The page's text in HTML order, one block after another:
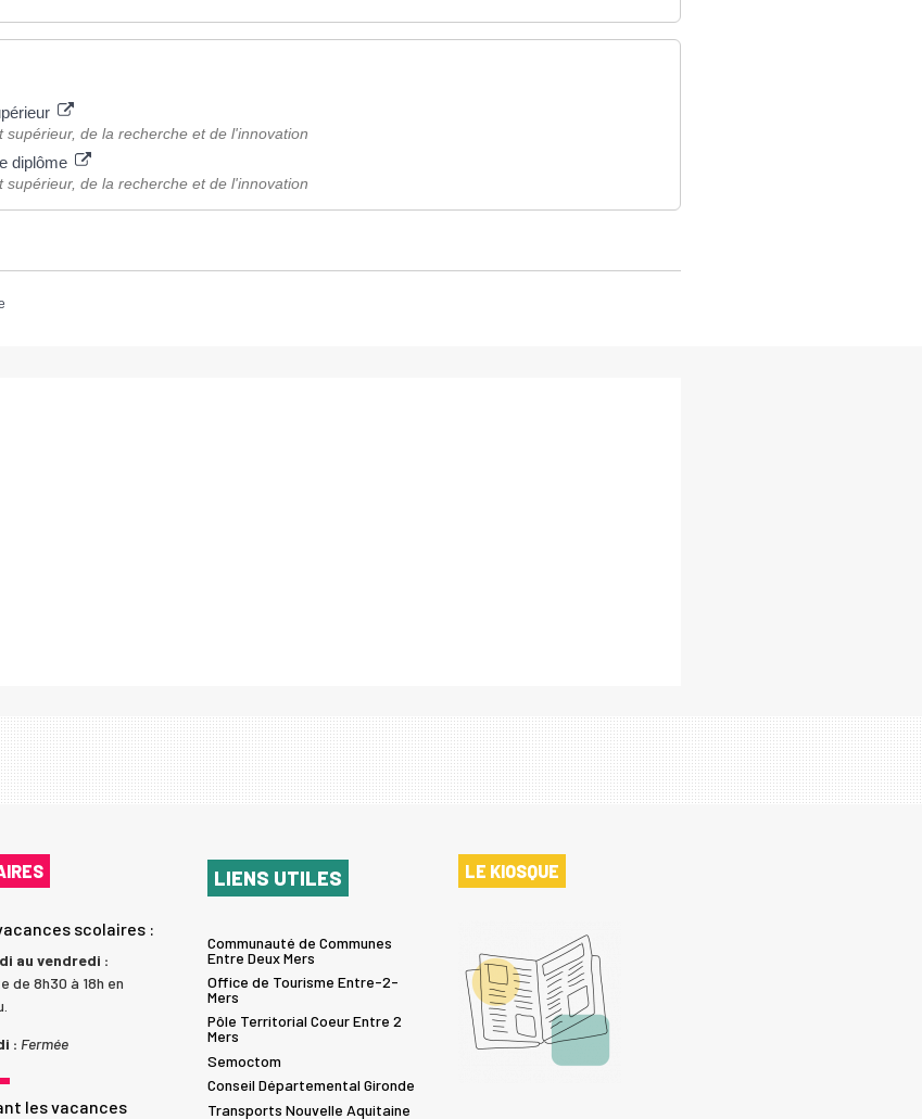
de la recherche et de l'innovation
diplôme
de la recherche et de l'innovation
scolaires :
au vendredi :
de 8h30 à 18h en
: Fermée
les vacances
LIENS UTILES
Communauté de Communes
Entre Deux Mers
Office de Tourisme Entre-2-
Mers
Pôle Territorial Coeur Entre 2
Mers
Semoctom
Conseil Départemental Gironde
Transports Nouvelle Aquitaine
LE KIOSQUE